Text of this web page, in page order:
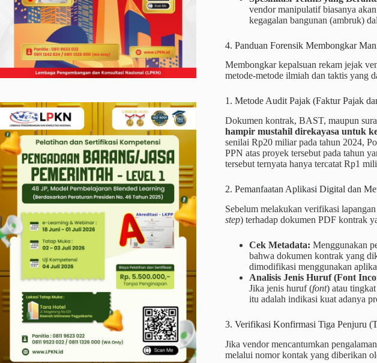
vendor manipulatif biasanya
kegagalan bangunan (ambruk)
4. Panduan Forensik Membongkar
Membongkar kepalsuan rekam jejak
metode-metode ilmiah dan taktis yang
1. Metode Audit Pajak (Faktur Pajak
Dokumen kontrak, BAST, maupun
hampir mustahil direkayasa untuk
senilai Rp20 miliar pada tahun 2024,
PPN atas proyek tersebut pada tahun
tersebut ternyata hanya tercatat Rp1
2. Pemanfaatan Aplikasi Digital dan
Sebelum melakukan verifikasi
step) terhadap dokumen PDF kontrak
Cek Metadata: Menggunakan
bahwa dokumen kontrak yang
dimodifikasi menggunakan
Analisis Jenis Huruf (Font
Jika jenis huruf (font) atau
itu adalah indikasi kuat adanya
3. Verifikasi Konfirmasi Tiga Penjuru
Jika vendor mencantumkan
melalui nomor kontak yang diberikan